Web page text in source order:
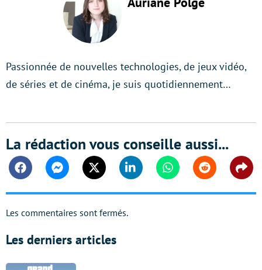
Passionnée de nouvelles technologies, de jeux vidéo,
de séries et de cinéma, je suis quotidiennement…
La rédaction vous conseille aussi...
FacebookMessengerTwitter Linkedin WhatsappReddit
Les commentaires sont fermés.
Les derniers articles